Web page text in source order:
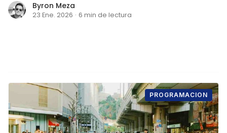
Byron Meza
23 Ene. 2026 · 6 min de lectura
PROGRAMACION